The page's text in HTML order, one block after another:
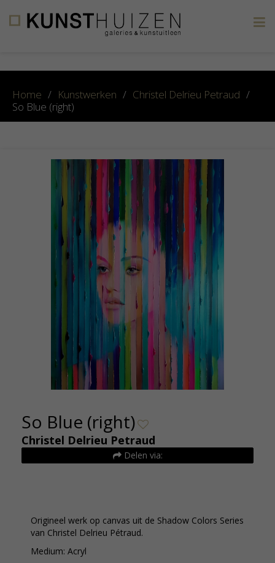
Home / Kunstwerken / Christel Delrieu Petraud /
So Blue (right)
So Blue (right)
Christel Delrieu Petraud
Delen via:
Origineel werk op canvas uit de Shadow Colors Series
van Christel Delrieu Pétraud.
Medium: Acryl